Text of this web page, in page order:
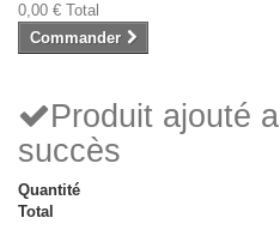
0,00 € Total
Commander
Produit ajouté
succès
Quantité
Total